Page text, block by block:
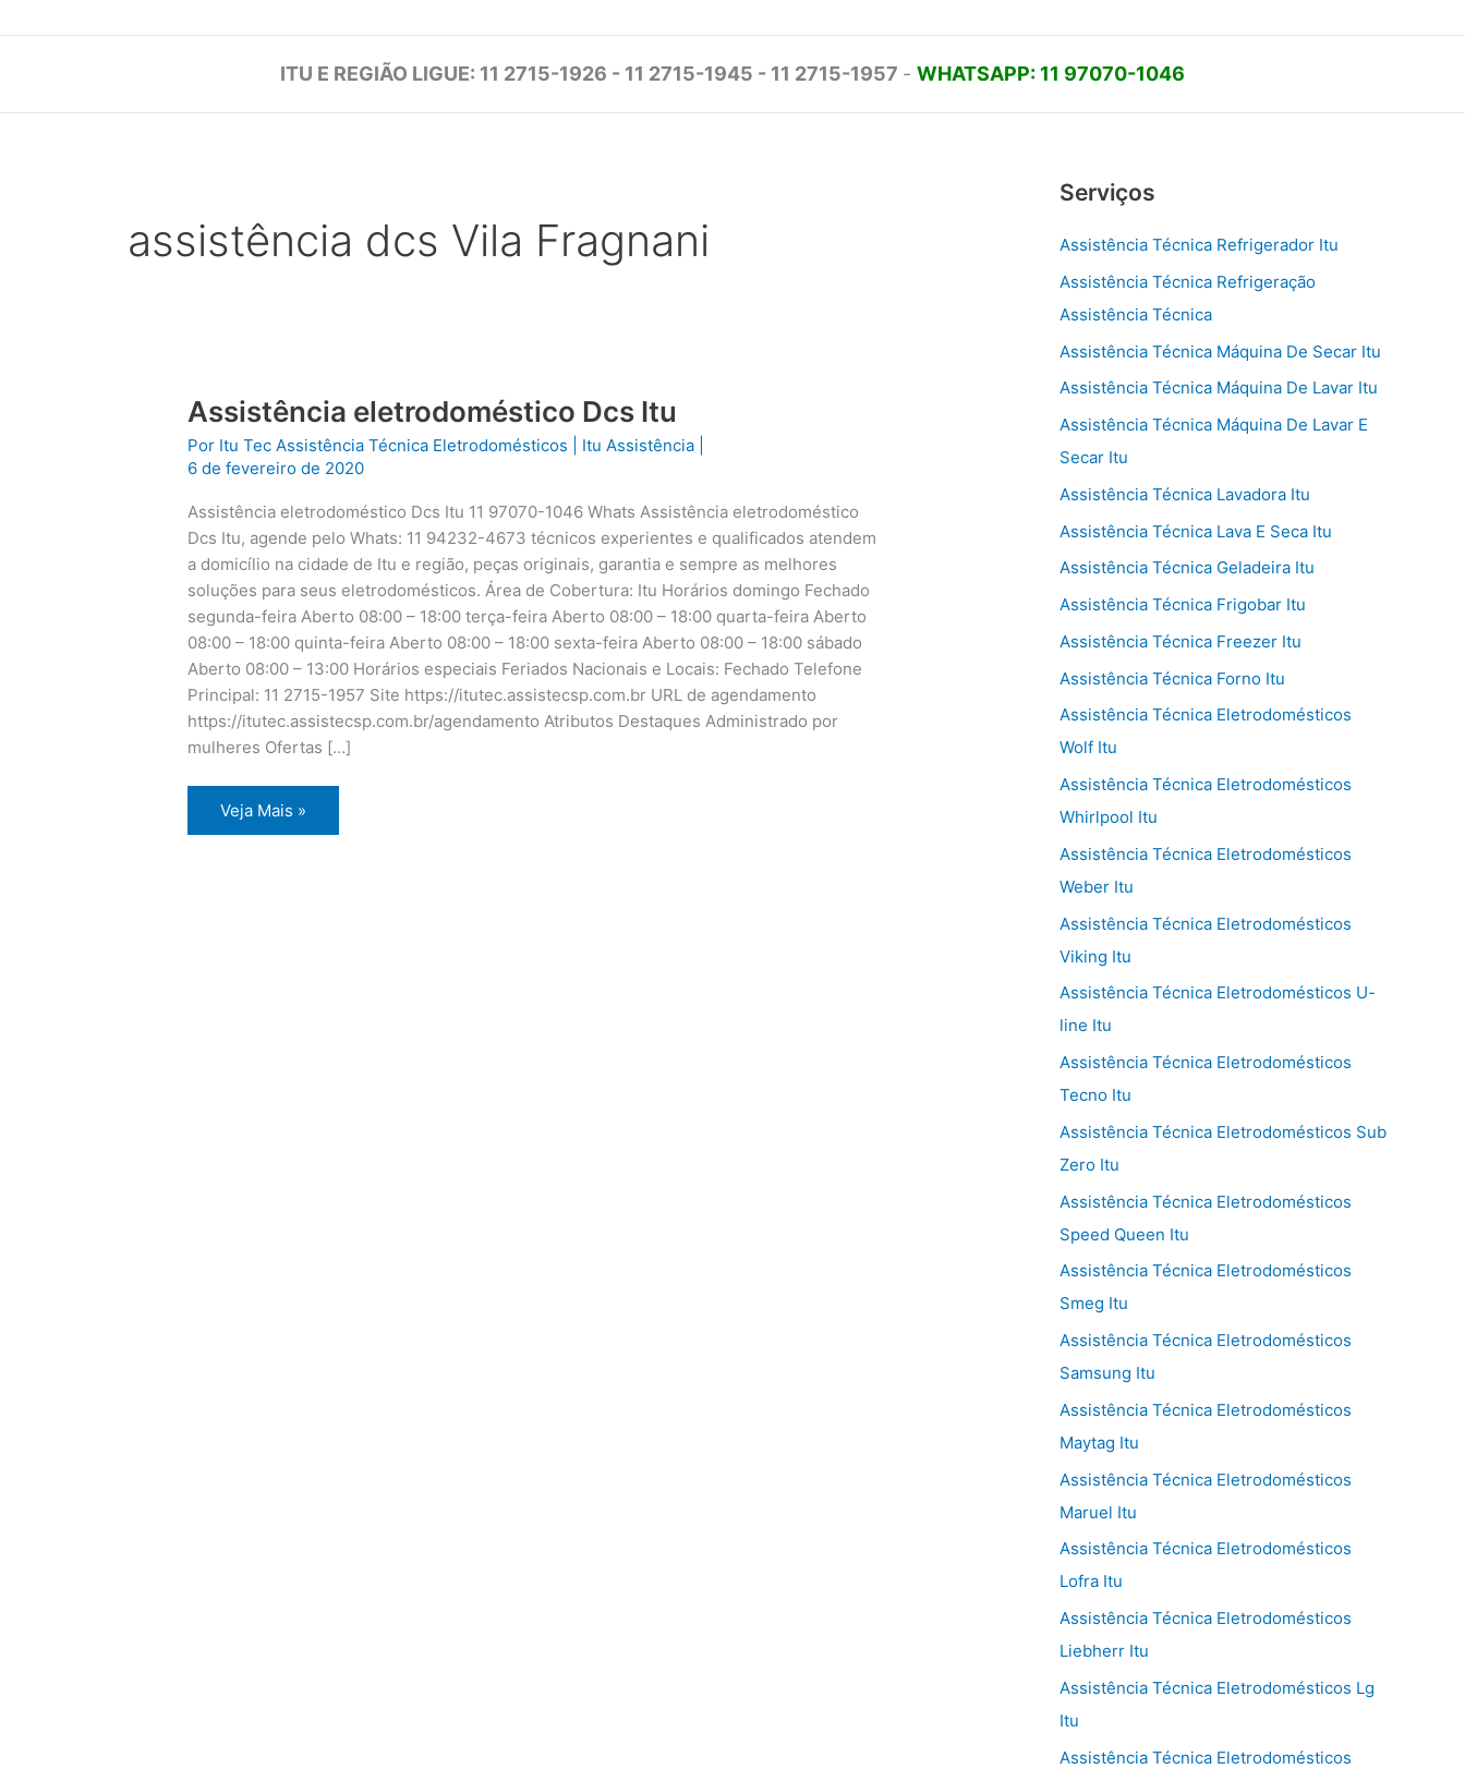
ITU E REGIÃO LIGUE: 11 2715-1926 - 11 2715-1945 - 11 2715-1957 - WHATSAPP: 11 97070-1046
assistência dcs Vila Fragnani
Assistência eletrodoméstico Dcs Itu
Por Itu Tec Assistência Técnica Eletrodomésticos Itu Assistência
6 de fevereiro de 2020
Assistência eletrodoméstico Dcs Itu 11 97070-1046 Whats Assistência eletrodoméstico
Dcs Itu, agende pelo Whats: 11 94232-4673 técnicos experientes e qualificados atendem
a domicílio na cidade de Itu e região, peças originais, garantia e sempre as melhores
soluções para seus eletrodomésticos. Área de Cobertura: Itu Horários domingo Fechado
segunda-feira Aberto 08:00 – 18:00 terça-feira Aberto 08:00 – 18:00 quarta-feira Aberto
08:00 – 18:00 quinta-feira Aberto 08:00 – 18:00 sexta-feira Aberto 08:00 – 18:00 sábado
Aberto 08:00 – 13:00 Horários especiais Feriados Nacionais e Locais: Fechado Telefone
Principal: 11 2715-1957 Site https://itutec.assistecsp.com.br URL de agendamento
https://itutec.assistecsp.com.br/agendamento Atributos Destaques Administrado por
mulheres Ofertas […]
Assistência
eletrodoméstico
Dcs
Veja Mais »
Serviços
Assistência Técnica Refrigerador Itu
Assistência Técnica Refrigeração
Assistência Técnica
Assistência Técnica Máquina De Secar Itu
Assistência Técnica Máquina De Lavar Itu
Assistência Técnica Máquina De Lavar E
Secar Itu
Assistência Técnica Lavadora Itu
Assistência Técnica Lava E Seca Itu
Assistência Técnica Geladeira Itu
Assistência Técnica Frigobar Itu
Assistência Técnica Freezer Itu
Assistência Técnica Forno Itu
Assistência Técnica Eletrodomésticos
Wolf Itu
Assistência Técnica Eletrodomésticos
Whirlpool Itu
Assistência Técnica Eletrodomésticos
Weber Itu
Assistência Técnica Eletrodomésticos
Viking Itu
Assistência Técnica Eletrodomésticos U-
line Itu
Assistência Técnica Eletrodomésticos
Tecno Itu
Assistência Técnica Eletrodomésticos Sub
Zero Itu
Assistência Técnica Eletrodomésticos
Speed Queen Itu
Assistência Técnica Eletrodomésticos
Smeg Itu
Assistência Técnica Eletrodomésticos
Samsung Itu
Assistência Técnica Eletrodomésticos
Maytag Itu
Assistência Técnica Eletrodomésticos
Maruel Itu
Assistência Técnica Eletrodomésticos
Lofra Itu
Assistência Técnica Eletrodomésticos
Liebherr Itu
Assistência Técnica Eletrodomésticos Lg
Itu
Assistência Técnica Eletrodomésticos